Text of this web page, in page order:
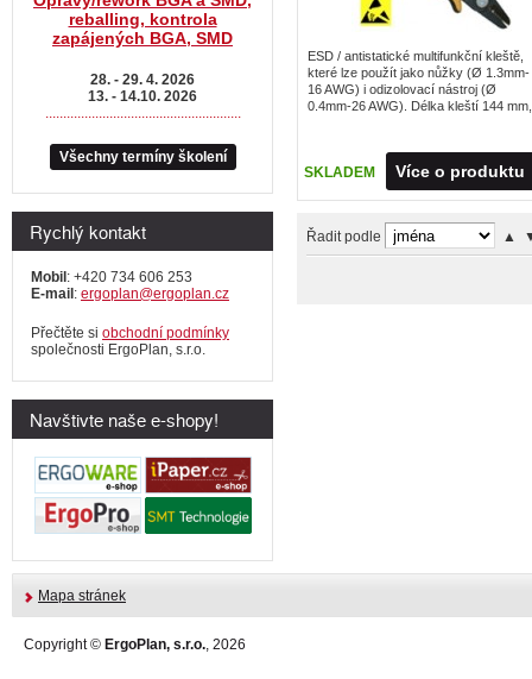
ESD / antistatické multifunkční kleště,
které lze použít jako nůžky (Ø 1.3mm-
16 AWG) i odizolovací nástroj (Ø
0.4mm-26 AWG). Délka kleští 144
SKLADEM Více o produktu
Řadit podle ▲
reballing, kontrola
zapájených BGA, SMD
28. - 29. 4. 2026
13. - 14.10. 2026
Všechny termíny školení
Rychlý kontakt
Mobil: +420 734 606 253
E-mail: ergoplan@ergoplan.cz
Přečtěte si obchodní podmínky
společnosti ErgoPlan, s.r.o.
Navštivte naše e-shopy!
Mapa stránek
Copyright © ErgoPlan, s.r.o., 2026